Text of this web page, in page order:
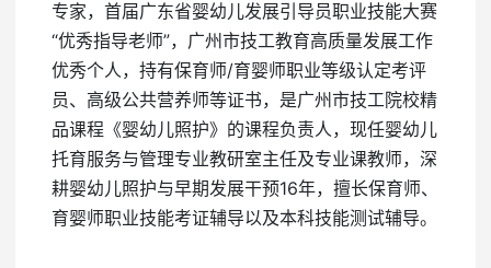
专家，首届广东省婴幼儿发展引导员职业技能大赛
“优秀指导老师”，广州市技工教育高质量发展工作
优秀个人，持有保育师/育婴师职业等级认定考评
员、高级公共营养师等证书，是广州市技工院校精
品课程《婴幼儿照护》的课程负责人，现任婴幼儿
托育服务与管理专业教研室主任及专业课教师，深
耕婴幼儿照护与早期发展干预16年，擅长保育师、
育婴师职业技能考证辅导以及本科技能测试辅导。